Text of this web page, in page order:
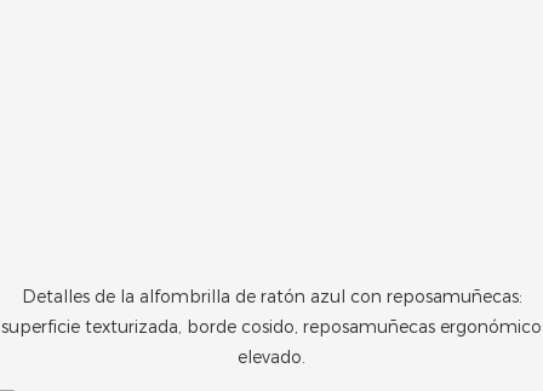
Detalles de la alfombrilla de ratón azul con reposamuñecas:
superficie texturizada, borde cosido, reposamuñecas ergonómico
elevado.